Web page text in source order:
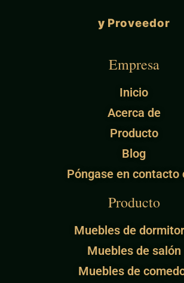
y Proveedor
Empresa
Inicio
Acerca de
Producto
Blog
Póngase en contacto
Producto
Muebles de
Muebles de salón
Muebles de